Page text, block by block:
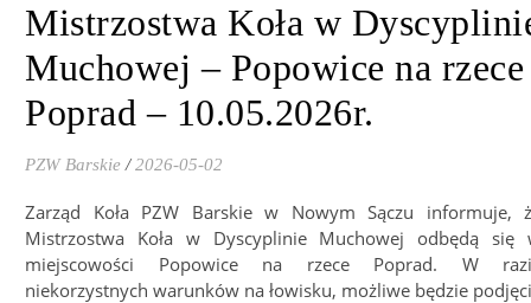
Mistrzostwa Koła w
Muchowej – Popowice na rzece
Poprad – 10.05.2026r.
PZW Barskie / 2026-05-02
Zarząd Koła PZW Barskie w Nowym Sączu informuje,
Mistrzostwa Koła w Dyscyplinie Muchowej odbędą się
miejscowości Popowice na rzece Poprad. W
niekorzystnych warunków na łowisku, możliwe będzie